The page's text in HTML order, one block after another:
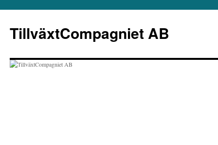
innehåll
TillväxtCompagniet AB